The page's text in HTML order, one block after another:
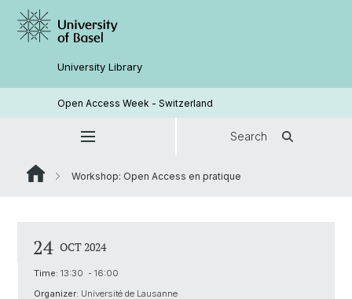
University Library
Open Access Week - Switzerland
Search
Workshop: Open Access en pratique
24 OCT 2024
Time: 13:30 - 16:00
Organizer: Université de Lausanne